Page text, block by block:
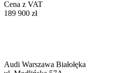
Cena z VAT
189 900 zł
Audi Warszawa Białołęka